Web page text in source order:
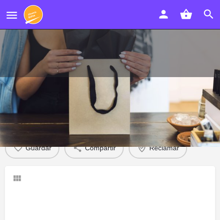
Coco Style
Descripción Opiniones
Guardar Compartir Reclamar